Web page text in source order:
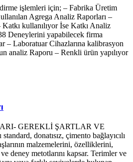
işlemleri için; – Fabrika Üretim
Agrega Analiz Raporları –
kullanılıyor İse Katkı Analiz
Deneylerini yapabilecek firma
– Laboratuar Cihazlarına kalibrasyon
analiz Raporu – Renkli ürün yapılıyor
GEREKLİ ŞARTLAR VE
donatısız, çimento bağlayıcılı
malzemelerini, özelliklerini,
deney metotlarını kapsar. Terimler ve